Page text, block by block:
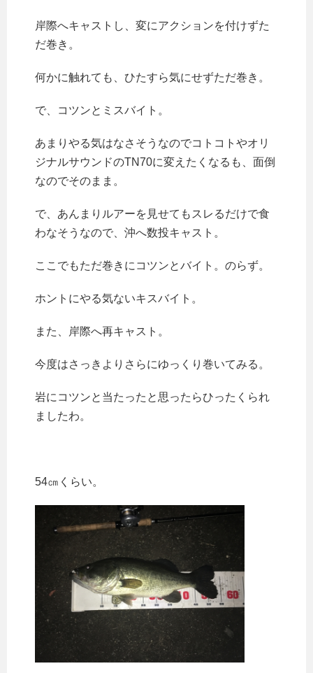
岸際へキャストし、変にアクションを付けずた
だ巻き。
何かに触れても、ひたすら気にせずただ巻き。
で、コツンとミスバイト。
あまりやる気はなさそうなのでコトコトやオリ
ジナルサウンドのTN70に変えたくなるも、面倒
なのでそのまま。
で、あんまりルアーを見せてもスレるだけで食
わなそうなので、沖へ数投キャスト。
ここでもただ巻きにコツンとバイト。のらず。
ホントにやる気ないキスバイト。
また、岸際へ再キャスト。
今度はさっきよりさらにゆっくり巻いてみる。
岩にコツンと当たったと思ったらひったくられ
ましたわ。
54㎝くらい。